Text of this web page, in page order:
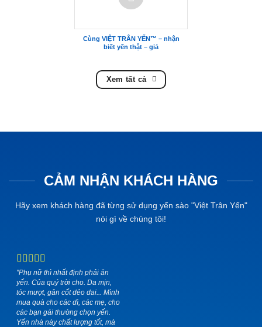
Cùng VIỆT TRÂN YẾN™ – nhận
biết yến thật – giả
Xem tất cả
CẢM NHẬN KHÁCH HÀNG
Hãy xem khách hàng đã từng sử dụng yến sào "Việt Trân Yến"
nói gì về chúng tôi!
"Phụ nữ thì nhất định phải ăn
yến. Của quý trời cho. Da mịn,
tóc mượt, gân cốt dẻo dai... Mình
mua quà cho các dì, các mẹ, cho
các bạn gái thường chọn yến.
Yến nhà này chất lượng tốt, mà